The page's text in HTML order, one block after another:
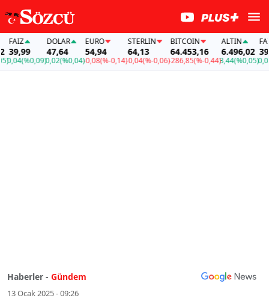
(%0,09)
DOLAR
47,64
0,02(%0,04)
EURO
54,94
-0,08(%-0,14)
STERLIN
64,13
-0,04(%-0,06)
BITCOIN
64.453,16
-286,85(%-0,44)
ALTIN
6.496,02
3,44(%0,05)
FAİZ
0,04
Haberler - Gündem
13 Ocak 2025 - 09:26